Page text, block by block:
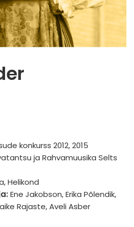
konkurss 2012, 2015
ja Rahvamuusika Selts
Helikond
Ene Jakobson, Erika Põlendik,
Rajaste, Aveli Asber